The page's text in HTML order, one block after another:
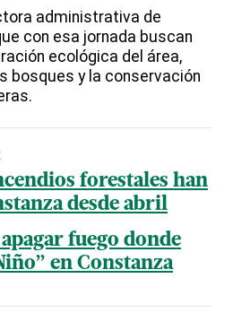
administrativa de
con esa jornada buscan
ecológica del área,
bosques y la conservación
forestales han
desde abril
fuego donde
en Constanza